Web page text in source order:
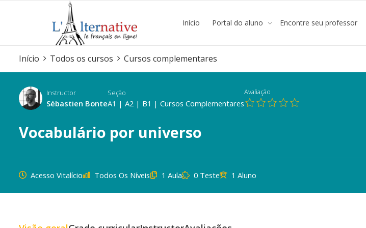
Início Portal do aluno Encontre seu professor
Início Todos os cursos Cursos complementares
Instructor
Sébastien Bonte
Seção
A1 | A2 | B1 | Cursos Complementares
Avaliação
Vocabulário por universo
Acesso Vitalício Todos Os Níveis 1 Aula 0 Teste 1 Aluno